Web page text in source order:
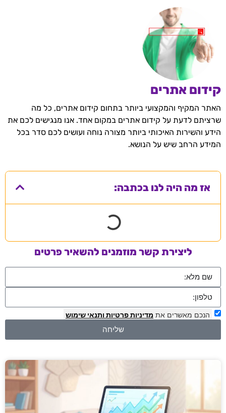
קידום אתרים
האתר המקיף והמקצועי ביותר בתחום קידום אתרים, כל מה
שרציתם לדעת על קידום אתרים במקום אחד. אנו מנגישים לכם את
הידע והשירות האיכותי ביותר מצורה נוחה ועושים לכם סדר בכל
המידע הרחב שיש על הנושא.
אז מה היה לנו בכתבה:
ליצירת קשר מוזמנים להשאיר פרטים
הנכם מאשרים את מדיניות פרטיות ותנאי שימוש
שליחה